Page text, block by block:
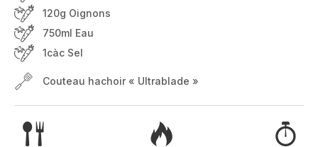
120g Oignons
750ml Eau
1càc Sel
Couteau hachoir « Ultrablade »